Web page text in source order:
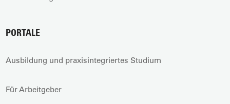
PORTALE
Ausbildung und praxisintegriertes Studium
Für Arbeitgeber